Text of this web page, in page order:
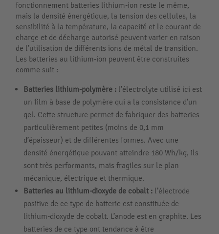
fonctionnement batteries lithium-ion reste le même,
mais la densité énergétique, la tension des cellules, la
sensibilité à la température, la capacité et le courant de
charge et de décharge autorisé peuvent varier en raison
de l’utilisation de différents ions de métal de transition.
Les batteries au lithium-ion peuvent être construites
comme suit :
Batteries lithium-polymère : l’électrolyte utilisé ici est
un film à base de polymère qui a la consistance d’un
gel. Cette structure permet de fabriquer des batteries
particulièrement petites (moins de 0,1 mm
d’épaisseur) et de différentes formes. Avec une
densité énergétique pouvant atteindre 180 Wh/kg, ils
sont très performants, mais fragiles sur le plan
mécanique, électrique et thermique.
Batteries au lithium-dioxyde de cobalt : l’électrode
positive de ce type de batterie est constituée de
lithium-dioxyde de cobalt. L’anode est en graphite. Les
batteries de ce type ont tendance à être